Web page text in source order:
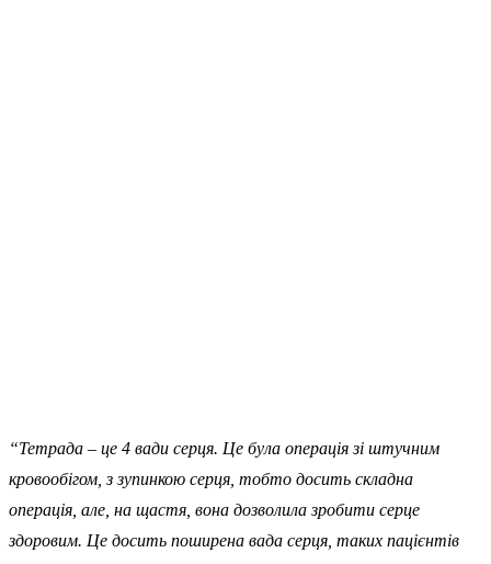
“Тетрада – це 4 вади серця. Це була операція зі штучним
кровообігом, з зупинкою серця, тобто досить складна
операція, але, на щастя, вона дозволила зробити серце
здоровим. Це досить поширена вада серця, таких пацієнтів